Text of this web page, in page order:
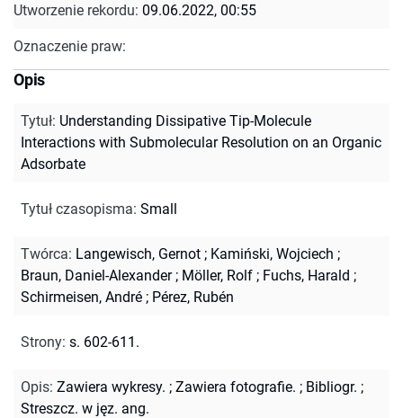
Utworzenie rekordu: 09.06.2022, 00:55
Oznaczenie praw:
Opis
Tytuł: Understanding Dissipative Tip-Molecule
Interactions with Submolecular Resolution on an Organic
Adsorbate
Tytuł czasopisma: Small
Twórca: Langewisch, Gernot ; Kamiński, Wojciech ;
Braun, Daniel-Alexander; Möller, Rolf ; Fuchs, Harald ;
Schirmeisen, André ; Pérez, Rubén
Strony: s. 602-611.
Opis: Zawiera wykresy. ; Zawiera fotografie. ; Bibliogr. ;
Streszcz. w jęz. ang.